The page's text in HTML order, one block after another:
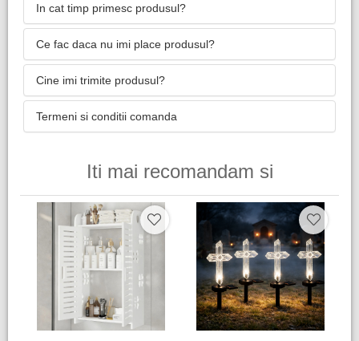
In cat timp primesc produsul?
Ce fac daca nu imi place produsul?
Cine imi trimite produsul?
Termeni si conditii comanda
Iti mai recomandam si